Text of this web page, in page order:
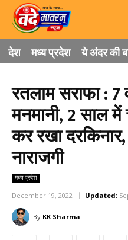
देश मध्य प्रदेश ये अंदर की
रतलाम सराफा : 7
मनमानी, 2 साल
कर रखा दरकिनार,
नाराजगी
मध्य प्रदेश
December 19, 2022 Updated:
By KK Sharma